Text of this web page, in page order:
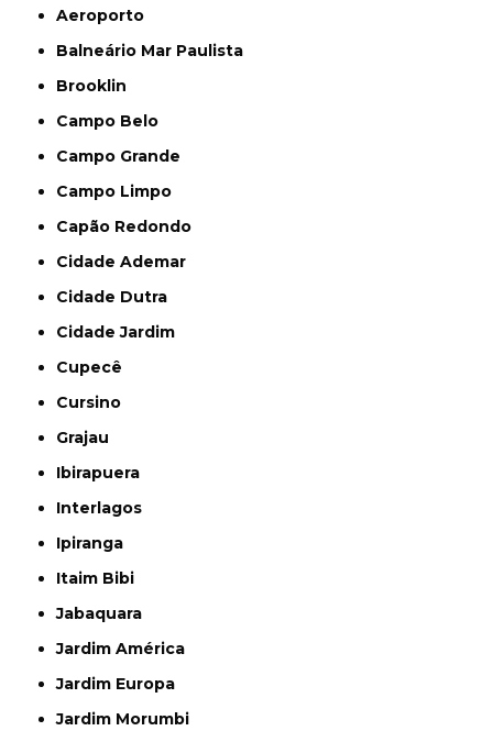
Aeroporto
Balneário Mar Paulista
Brooklin
Campo Belo
Campo Grande
Campo Limpo
Capão Redondo
Cidade Ademar
Cidade Dutra
Cidade Jardim
Cupecê
Cursino
Grajau
Ibirapuera
Interlagos
Ipiranga
Itaim Bibi
Jabaquara
Jardim América
Jardim Europa
Jardim Morumbi